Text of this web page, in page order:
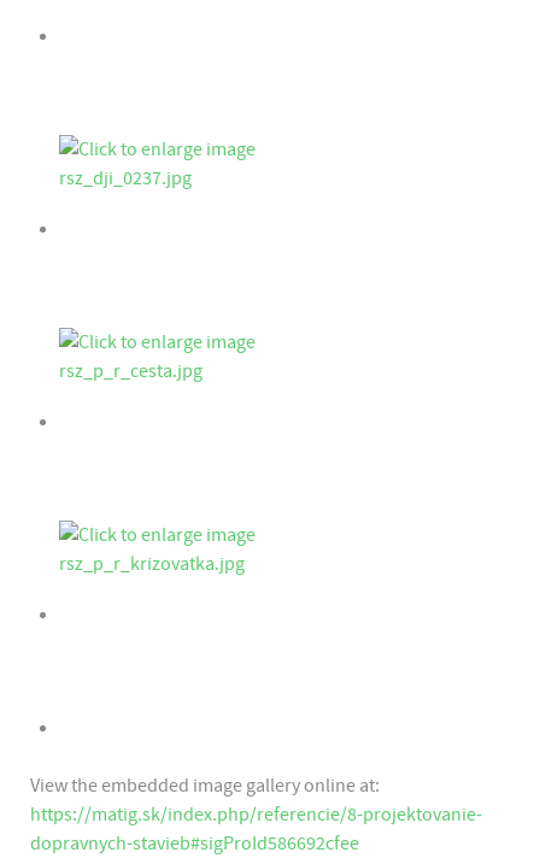
View the embedded image gallery online at:
https://matig.sk/index.php/referencie/8-projektovanie-
dopravnych-stavieb#sigProId586692cfee